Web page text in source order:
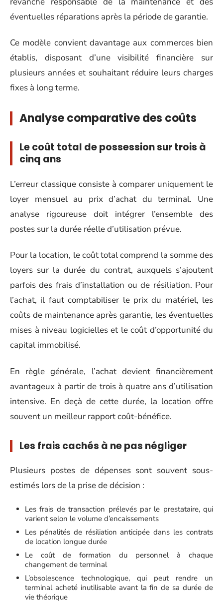
éventuelles réparations après la période de garantie.
Ce modèle convient davantage aux commerces bien
établis, disposant d’une visibilité financière sur
plusieurs années et souhaitant réduire leurs charges
fixes à long terme.
Analyse comparative des coûts
Le coût total de possession sur trois à
cinq ans
L’erreur classique consiste à comparer uniquement le
loyer mensuel au prix d’achat du terminal. Une
analyse rigoureuse doit intégrer l’ensemble des
postes sur la durée réelle d’utilisation prévue.
Pour la location, le coût total comprend la somme des
loyers sur la durée du contrat, auxquels s’ajoutent
parfois des frais d’installation ou de résiliation. Pour
l’achat, il faut comptabiliser le prix du matériel, les
coûts de maintenance après garantie, les éventuelles
mises à niveau logicielles et le coût d’opportunité du
capital immobilisé.
En règle générale, l’achat devient financièrement
avantageux à partir de trois à quatre ans d’utilisation
intensive. En deçà de cette durée, la location offre
souvent un meilleur rapport coût-bénéfice.
Les frais cachés à ne pas négliger
Plusieurs postes de dépenses sont souvent sous-
estimés lors de la prise de décision :
Les frais de transaction prélevés par le prestataire, qui
varient selon le volume d’encaissements
Les pénalités de résiliation anticipée dans les contrats
de location longue durée
Le coût de formation du personnel à chaque
changement de terminal
L’obsolescence technologique, qui peut rendre un
terminal acheté inutilisable avant la fin de sa durée de
vie théorique